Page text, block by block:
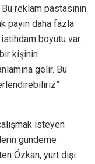
reklam pastasının
payın daha fazla
boyutu var.
kişinin
gelir. Bu
isteyen
gündeme
Özkan, yurt dışı